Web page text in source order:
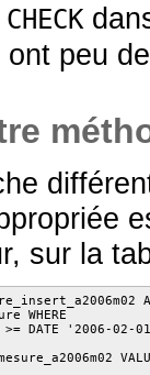
CHECK
ont peu
sur la
WHERE
>= DATE '2006-02-